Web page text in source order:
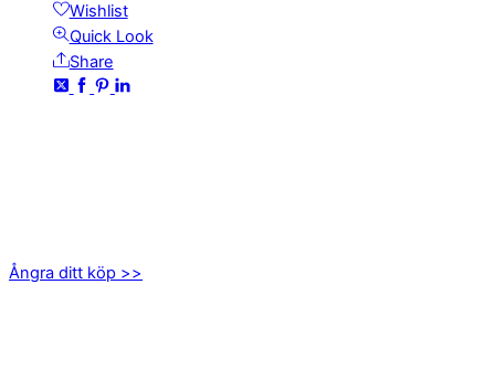
Wishlist
Quick Look
Share
Ångra ditt köp >>